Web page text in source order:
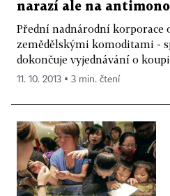
narazí ale na
Přední nadnárodní korporace
zemědělskými komoditami -
dokončuje vyjednávání o
11. 10. 2013 ▪ 3 min. čtení